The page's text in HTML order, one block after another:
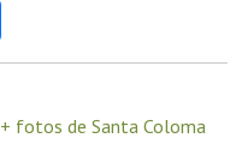
+ fotos de Santa Coloma